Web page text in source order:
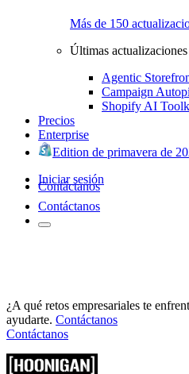
Más de 150
Últimas actualizaciones
Agentic
Campaign
Shopify AI
Precios
Enterprise
Edition de primavera de
Iniciar sesión
Contáctanos
Contáctanos
¿A qué retos empresariales te
ayudarte. Contáctanos
Contáctanos